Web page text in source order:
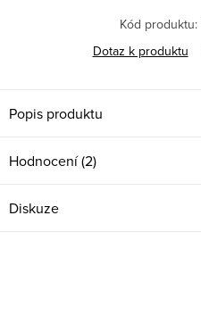
Kód produktu:
Dotaz k produktu
Popis produktu
Hodnocení (2)
Diskuze